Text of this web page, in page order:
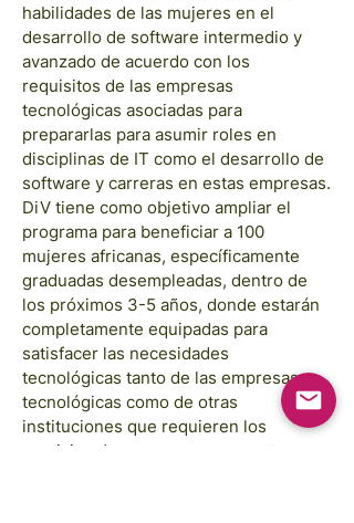
habilidades de las mujeres en el
desarrollo de software intermedio y
avanzado de acuerdo con los
requisitos de las empresas
tecnológicas asociadas para
prepararlas para asumir roles en
disciplinas de IT como el desarrollo de
software y carreras en estas empresas.
DiV tiene como objetivo ampliar el
programa para beneficiar a 100
mujeres africanas, específicamente
graduadas desempleadas, dentro de
los próximos 3-5 años, donde estarán
completamente equipadas para
satisfacer las necesidades
tecnológicas tanto de las empresas
tecnológicas como de otras
instituciones que requieren los
servicios de una persona experta en